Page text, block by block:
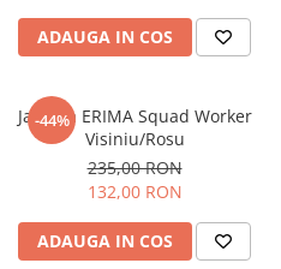
ADAUGA IN COS
-44%
Jacheta ERIMA Squad Worker
Visiniu/Rosu
235,00 RON
132,00 RON
ADAUGA IN COS